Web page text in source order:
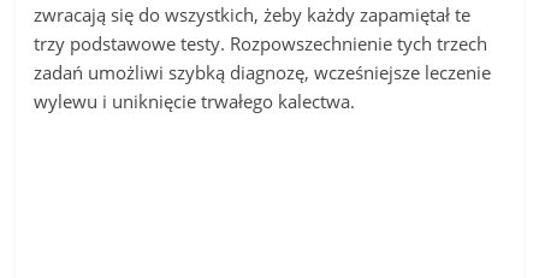
zwracają się do wszystkich, żeby każdy zapamiętał te
trzy podstawowe testy. Rozpowszechnienie tych trzech
zadań umożliwi szybką diagnozę, wcześniejsze leczenie
wylewu i uniknięcie trwałego kalectwa.